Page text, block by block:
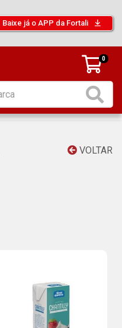
Baixe já o APP da Fortali
0
VOLTAR